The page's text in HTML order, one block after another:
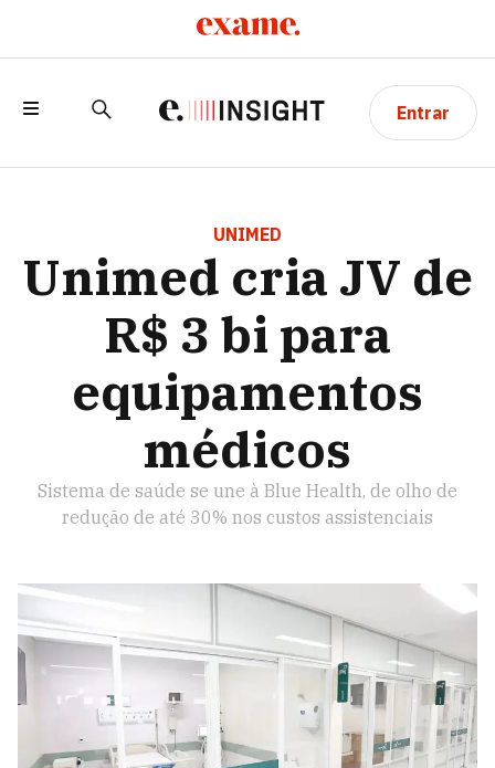
Entrar
EQUIPAMENTOS MÉDICOS
UNIMED
Unimed cria JV de
R$ 3 bi para
equipamentos
médicos
Sistema de saúde se une à Blue Health, de olho de
redução de até 30% nos custos assistenciais